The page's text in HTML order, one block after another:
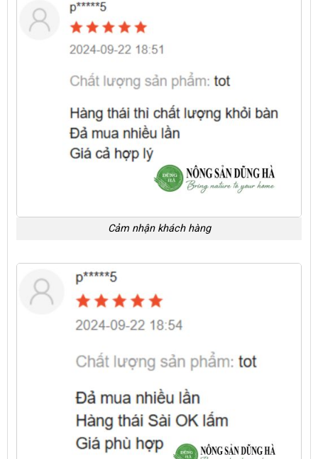
Cảm nhận khách hàng